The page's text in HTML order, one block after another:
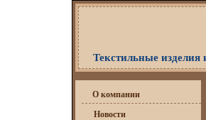
Текстильные изделия
О компании
Новости